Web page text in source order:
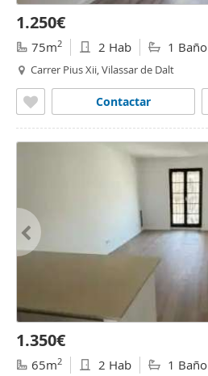
1.250€
75m2 2 Hab 1 Baño
Carrer Pius Xii, Vilassar de Dalt
Contactar
1.350€
65m2 2 Hab 1 Baño